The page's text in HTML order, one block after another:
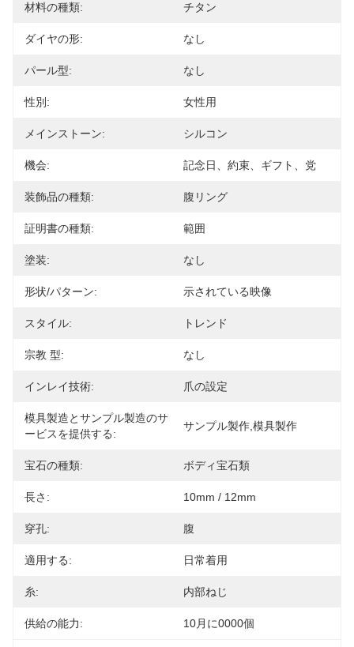
材料の種類: チタン
ダイヤの形: なし
パール型: なし
性別: 女性用
メインストーン: シルコン
機会: 記念日、約束、ギフト、党
装飾品の種類: 腹リング
証明書の種類: 範囲
塗装: なし
形状/パターン: 示されている映像
スタイル: トレンド
宗教 型: なし
インレイ技術: 爪の設定
模具製造とサンプル製造のサ
ービスを提供する:
サンプル製作,模具製作
宝石の種類: ボディ宝石類
長さ: 10mm / 12mm
穿孔: 腹
適用する: 日常着用
糸: 内部ねじ
供給の能力: 10月に0000個